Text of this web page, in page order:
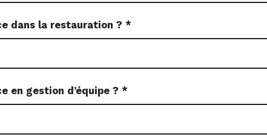
dans la restauration ? *
en gestion d’équipe ? *